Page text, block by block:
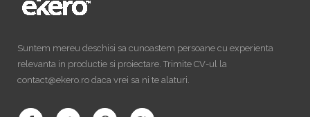
Suntem mereu deschisi sa cunoastem persoane cu experienta
relevanta in productie si proiectare. Trimite CV-ul la
contact@ekero.ro daca vrei sa ni te alaturi.